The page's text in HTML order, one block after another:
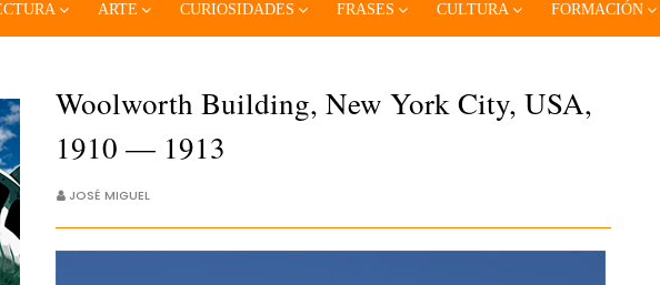
ARTE CURIOSIDADES FRASES CULTURA FORMACIÓN
Woolworth Building, New York City, USA,
1910 — 1913
JOSÉ MIGUEL